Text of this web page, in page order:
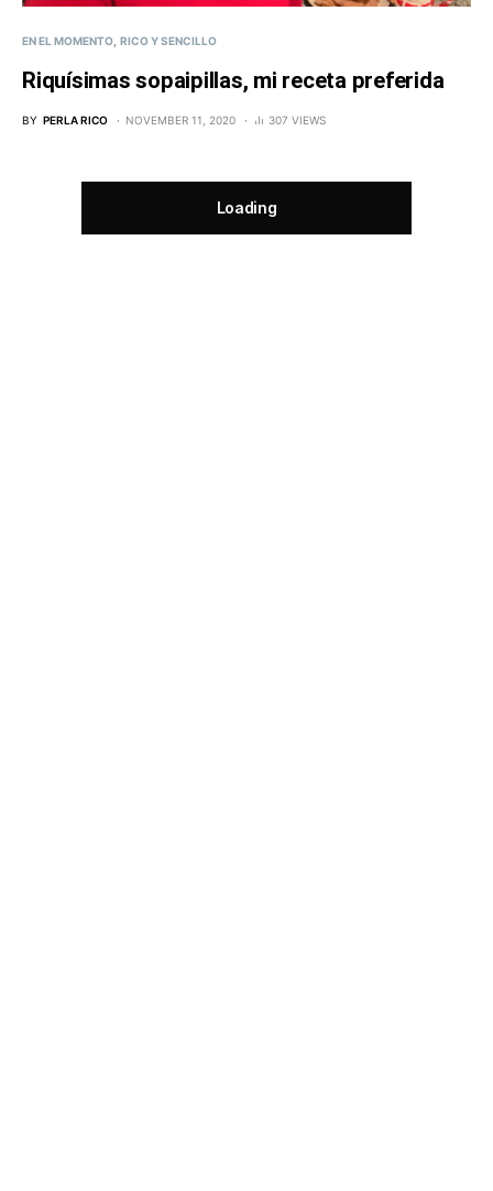
EN EL MOMENTO RICO Y SENCILLO
Riquísimas sopaipillas, mi receta preferida
BY PERLA RICO NOVEMBER 11, 2020 307 VIEWS
Loading